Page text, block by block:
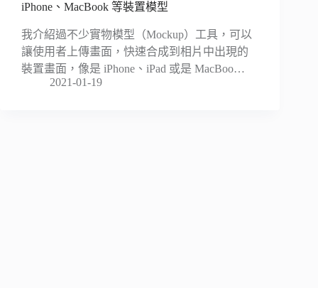
iPhone、MacBook 等裝置模型
我介紹過不少實物模型（Mockup）工具，可以
讓使用者上傳畫面，快速合成到相片中出現的
裝置畫面，像是 iPhone、iPad 或是 MacBoo…
2021-01-19